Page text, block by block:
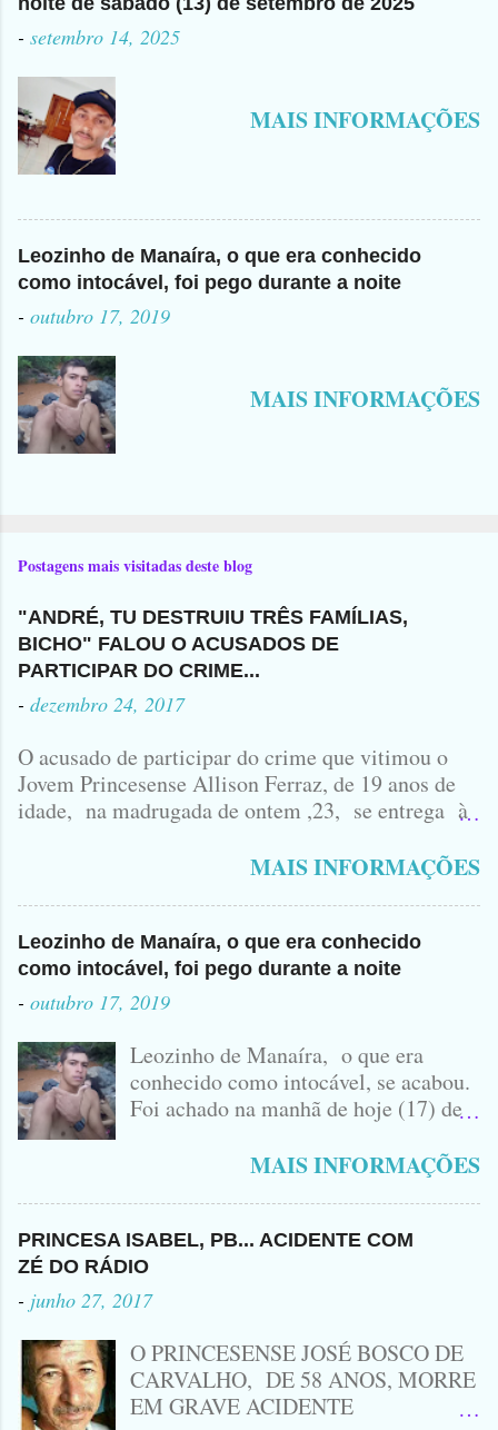
- setembro 14, 2025
MAIS INFORMAÇÕES
Leozinho de Manaíra, o que era conhecido
como intocável, foi pego durante a noite
- outubro 17, 2019
MAIS INFORMAÇÕES
Postagens mais visitadas deste blog
"ANDRÉ, TU DESTRUIU TRÊS FAMÍLIAS,
BICHO" FALOU O ACUSADOS DE
PARTICIPAR DO CRIME...
- dezembro 24, 2017
O acusado de participar do crime que vitimou o
Jovem Princesense Allison Ferraz, de 19 anos de
idade, na madrugada de ontem ,23, se entrega à
vulgo ( CORRÓ ) falou como tudo aconteceu ...
MAIS INFORMAÇÕES
Leozinho de Manaíra, o que era conhecido
como intocável, foi pego durante a noite
- outubro 17, 2019
Leozinho de Manaíra, o que era
conhecido como intocável, se acabou.
Foi achado na manhã de hoje (17) de
no Sertão da Paraíba, o Lendário
atingido com disparo de calibre 12. O
Procurado pela Justiça havia matado
a Namorada dele, Fabrícia Nogueira ,
Peixeira. Ele deu mais de 10 Facadas
na Adolescente.
MAIS INFORMAÇÕES
PRINCESA ISABEL, PB... ACIDENTE COM
ZÉ DO RÁDIO
- junho 27, 2017
O PRINCESENSE JOSÉ BOSCO DE
CARVALHO, DE 58 ANOS, MORRE
EM GRAVE ACIDENTE